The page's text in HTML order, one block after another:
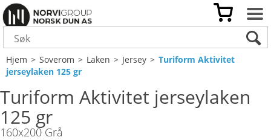
Hjem>Soverom>Laken>Jersey>Turiform Aktivitet
jerseylaken 125 gr
Turiform Aktivitet jerseylaken
125 gr
160x200 Grå